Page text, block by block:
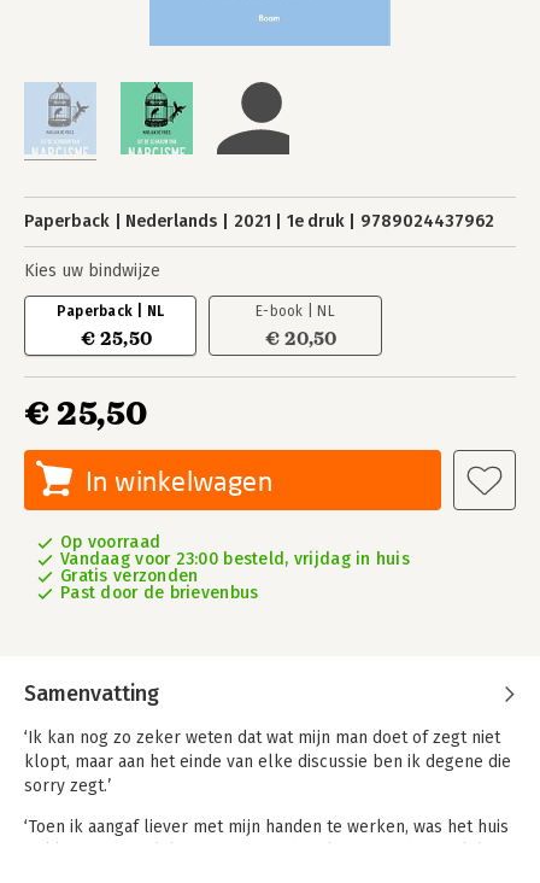
Paperback Nederlands 2021 1e druk 9789024437962
Kies uw bindwijze
Paperback | NL
€ 25,50
E-book | NL
€ 20,50
€ 25,50
In winkelwagen
Op voorraad
Vandaag voor 23:00 besteld, vrijdag in huis
Gratis verzonden
Past door de brievenbus
Samenvatting
‘Ik kan nog zo zeker weten dat wat mijn man doet of zegt niet
klopt, maar aan het einde van elke discussie ben ik degene die
sorry zegt.’
‘Toen ik aangaf liever met mijn handen te werken, was het huis